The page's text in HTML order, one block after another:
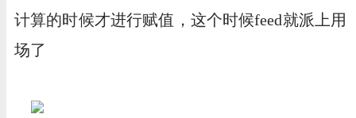
计算的时候才进行赋值，这个时候feed就派上用
场了